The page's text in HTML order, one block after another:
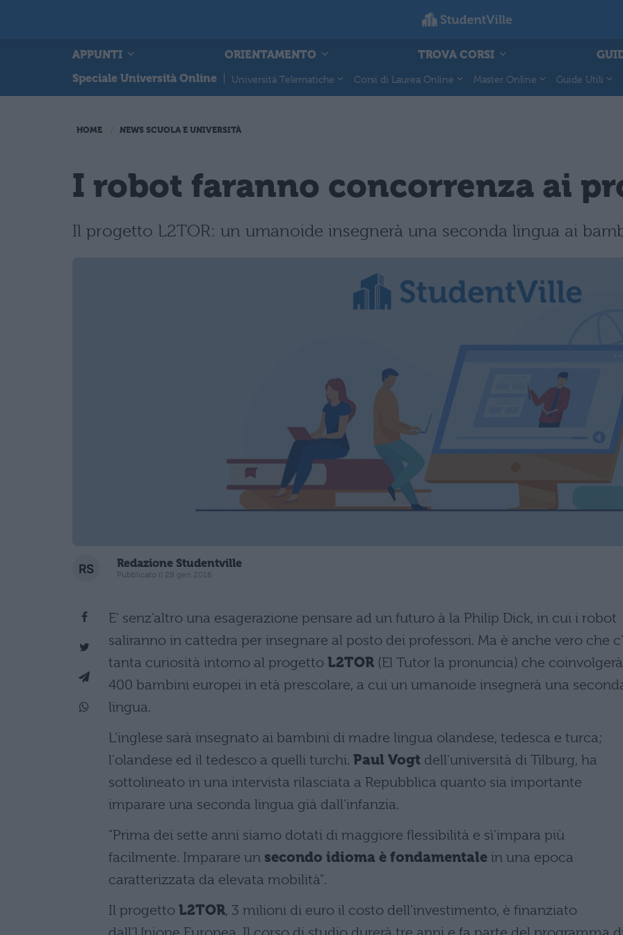
APPUNTI ORIENTAMENTO TROVA CORSI
Speciale Università Online
Università Telematiche Corsi di Laurea Online Master Online Guide Utili
HOME NEWS SCUOLA E UNIVERSITÀ
I robot faranno concorrenza ai
Il progetto L2TOR: un umanoide insegnerà una seconda lingua ai
Redazione Studentville
Pubblicato il 28 gen 2016
E' senz'altro una esagerazione pensare ad un futuro à la Philip Dick, in cui i robot
saliranno in cattedra per insegnare al posto dei professori. Ma è anche vero che
tanta curiosità intorno al progetto L2TOR (El Tutor la pronuncia) che coinvolgerà
400 bambini europei in età prescolare, a cui un umanoide insegnerà una
lingua.
L'inglese sarà insegnato ai bambini di madre lingua olandese, tedesca e turca;
l'olandese ed il tedesco a quelli turchi. Paul Vogt dell'università di Tilburg, ha
sottolineato in una intervista rilasciata a Repubblica quanto sia importante
imparare una seconda lingua già dall'infanzia.
"Prima dei sette anni siamo dotati di maggiore flessibilità e sì'impara più
facilmente. Imparare un secondo idioma è fondamentale in una epoca
caratterizzata da elevata mobilità".
Il progetto L2TOR, 3 milioni di euro il costo dell'investimento, è finanziato